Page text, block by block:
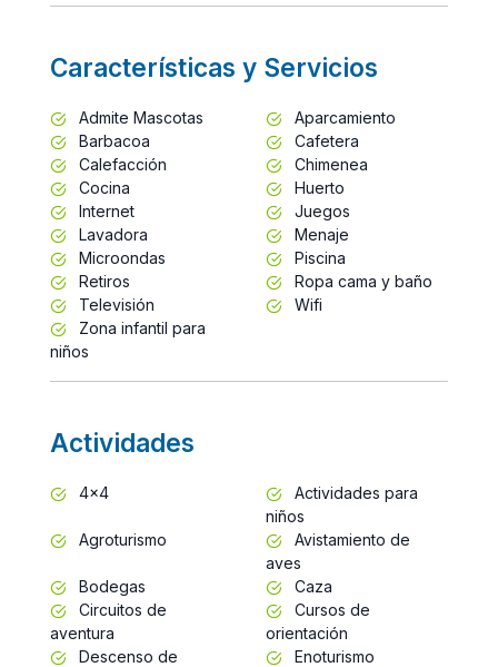
Características y Servicios
Admite Mascotas
Aparcamiento
Barbacoa
Cafetera
Calefacción
Chimenea
Cocina
Huerto
Internet
Juegos
Lavadora
Menaje
Microondas
Piscina
Retiros
Ropa cama y baño
Televisión
Wifi
Zona infantil para
niños
Actividades
4x4
Actividades para
niños
Agroturismo
Avistamiento de
aves
Bodegas
Caza
Circuitos de
aventura
Cursos de
orientación
Descenso de
Enoturismo